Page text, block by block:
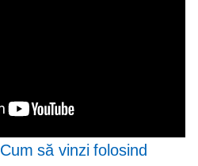
Cum să vinzi folosind